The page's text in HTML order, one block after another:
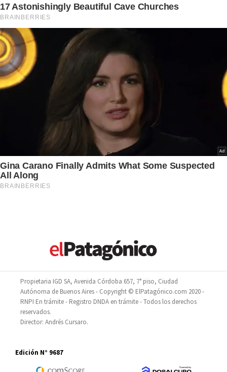
Propietaria IGD SA, Avenida Córdoba 657, 7° piso, Ciudad
Autónoma de Buenos Aires - Copyright © ElPatagónico.com 2020 -
RNPI En trámite - Registro DNDA en trámite - Todos los derechos
reservados.
Director: Andrés Cursaro.
Edición N° 9687